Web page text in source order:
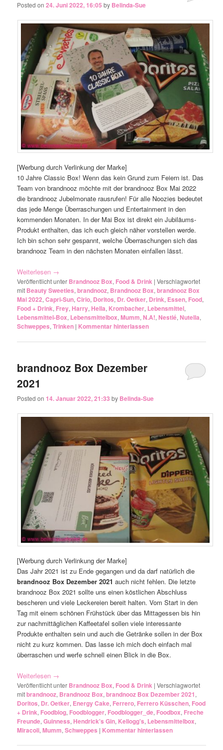
Posted on24. Juni 2022, 16:05 by Belinda-Sue
[Werbung durch Verlinkung der Marke]
10 Jahre Classic Box! Wenn das kein Grund zum Feiern ist. Das
Team von brandnooz möchte mit der brandnooz Box Mai 2022
die brandnooz Jubelmonate rausrufen! Für alle Noozies bedeutet
das jede Menge Überraschungen und Entertainment in den
kommenden Monaten. In der Mai Box ist direkt ein Jubiläums-
Produkt enthalten, das ich euch gleich näher vorstellen werde.
Ich bin schon sehr gespannt, welche Überraschungen sich das
brandnooz Team in den nächsten Monaten einfallen lässt.
Weiterlesen →
Veröffentlicht unter Brandnooz Box, Food & Drink |Verschlagwortet
mit Beauty Sweeties,brandnooz, Brandnooz Box,brandnooz Box
Mai 2022,Capri-Sun,Cirio, Doritos, Dr. Oetker, Drink, Essen, Food,
Food + Drink, Frey,Harry,Hella, Krombacher, Lebensmittel,
Lebensmittel-Box, Lebensmittelbox,Mumm,N.A!,Nestlé,Nutella,
Schweppes,Trinken | Kommentar hinterlassen
brandnooz Box Dezember
2021
Posted on14. Januar 2022, 21:33 by Belinda-Sue
[Werbung durch Verlinkung der Marke]
Das Jahr 2021 ist zu Ende gegangen und da darf natürlich die
brandnooz Box Dezember 2021 auch nicht fehlen. Die letzte
brandnooz Box 2021 sollte uns einen köstlichen Abschluss
bescheren und viele Leckereien bereit halten. Vom Start in den
Tag mit einem schönen Frühstück über das Mittagessen bis hin
zur nachmittäglichen Kaffeetafel sollen viele interessante
Produkte enthalten sein und auch die Getränke sollen in der Box
nicht zu kurz kommen. Das lasse ich mich doch einfach mal
überraschen und werfe schnell einen Blick in die Box.
Weiterlesen →
Veröffentlicht unter Brandnooz Box, Food & Drink |Verschlagwortet
mitbrandnooz, Brandnooz Box,brandnooz Box Dezember 2021,
Doritos, Dr. Oetker, Energy Cake, Ferrero, Ferrero Küsschen, Food
+ Drink, Foodblog, Foodblogger, Foodblogger_de, Foodbox, Freche
Freunde,Guinness,Hendrick's Gin, Kellogg's, Lebensmittelbox,
Miracoli,Mumm,Schweppes | Kommentar hinterlassen